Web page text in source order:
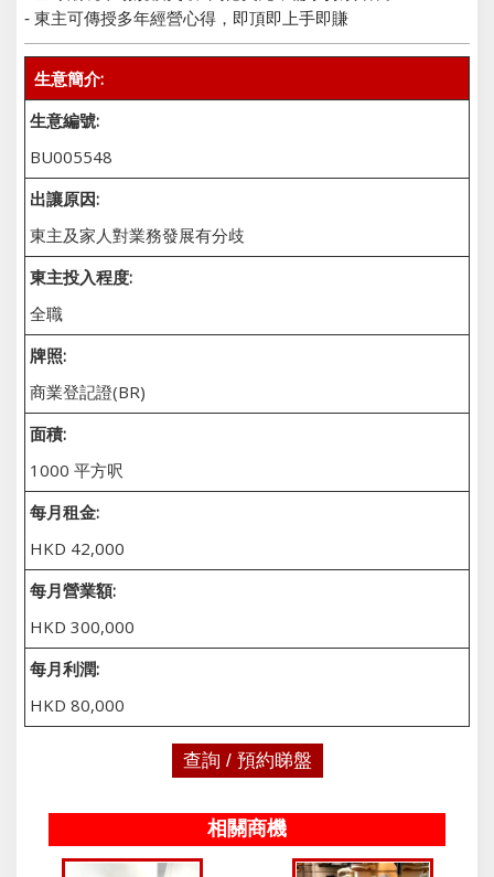
- 東主可傳授多年經營心得，即頂即上手即賺
生意簡介:
生意編號:
BU005548
出讓原因:
東主及家人對業務發展有分歧
東主投入程度:
全職
牌照:
商業登記證(BR)
面積:
1000 平方呎
每月租金:
HKD 42,000
每月營業額:
HKD 300,000
每月利潤:
HKD 80,000
查詢 / 預約睇盤
相關商機